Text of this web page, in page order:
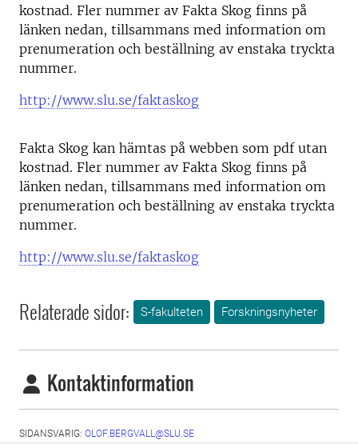
kostnad. Fler nummer av Fakta Skog finns på
länken nedan, tillsammans med information om
prenumeration och beställning av enstaka tryckta
nummer.
http://www.slu.se/faktaskog
Fakta Skog kan hämtas på webben som pdf utan
kostnad. Fler nummer av Fakta Skog finns på
länken nedan, tillsammans med information om
prenumeration och beställning av enstaka tryckta
nummer.
http://www.slu.se/faktaskog
Relaterade sidor: S-fakulteten Forskningsnyheter
Kontaktinformation
SIDANSVARIG: OLOF.BERGVALL@SLU.SE